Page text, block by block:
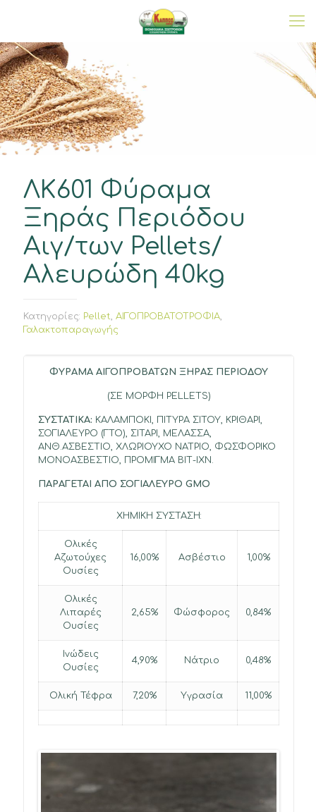
ΛΚ601 Φύραμα
Ξηράς Περιόδου
Αιγ/των Pellets/
Αλευρώδη 40kg
Κατηγορίες: Pellet, ΑΙΓΟΠΡΟΒΑΤΟΤΡΟΦΙΑ,
Γαλακτοπαραγωγής
ΦΥΡΑΜΑ ΑΙΓΟΠΡΟΒΑΤΩΝ ΞΗΡΑΣ ΠΕΡΙΟΔΟΥ
(ΣΕ ΜΟΡΦΗ PELLETS)
ΣΥΣΤΑΤΙΚΑ: ΚΑΛΑΜΠΟΚΙ, ΠΙΤΥΡΑ ΣΙΤΟΥ, ΚΡΙΘΑΡΙ,
ΣΟΓΙΑΛΕΥΡΟ (ΓΤΟ), ΣΙΤΑΡΙ, ΜΕΛΑΣΣΑ,
ΑΝΘ.ΑΣΒΕΣΤΙΟ, ΧΛΩΡΙΟΥΧΟ ΝΑΤΡΙΟ, ΦΩΣΦΟΡΙΚΟ
ΜΟΝΟΑΣΒΕΣΤΙΟ, ΠΡΟΜΙΓΜΑ ΒΙΤ-ΙΧΝ.
ΠΑΡΑΓΕΤΑΙ ΑΠΟ ΣΟΓΙΑΛΕΥΡΟ GMO
ΧΗΜΙΚΗ ΣΥΣΤΑΣΗ:
Ολικές
Αζωτούχες
Ουσίες
16,00% Ασβέστιο 1,00%
Ολικές
Λιπαρές
Ουσίες
2,65% Φώσφορος 0,84%
Ινώδεις
Ουσίες
4,90% Νάτριο 0,48%
Ολική Τέφρα 7,20% Υγρασία 11,00%